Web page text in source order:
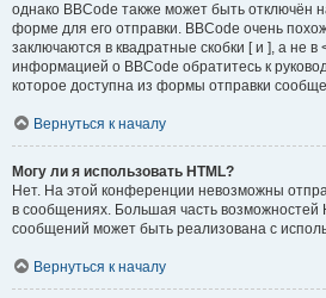
однако BBCode также может быть отключён
форме для его отправки. BBCode очень
заключаются в квадратные скобки [ и ], а не
информацией о BBCode обратитесь к
которое доступна из формы отправки
Вернуться к началу
Могу ли я использовать HTML?
Нет. На этой конференции невозможны
в сообщениях. Большая часть
сообщений может быть реализована с
Вернуться к началу